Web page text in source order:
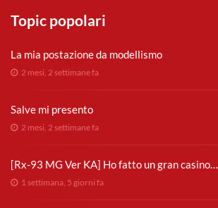
Topic popolari
La mia postazione da modellismo
2 mesi, 2 settimane fa
Salve mi presento
2 mesi, 2 settimane fa
[Rx-93 MG Ver KA] Ho fatto un gran casino…
1 settimana, 5 giorni fa